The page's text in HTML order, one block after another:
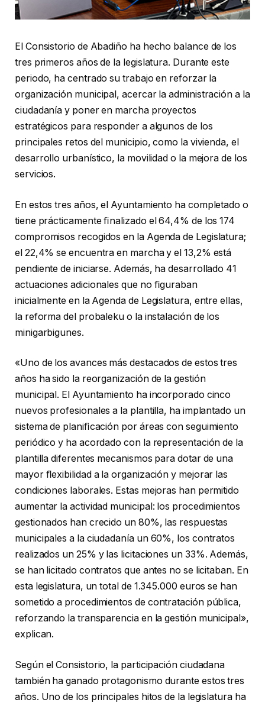
El Consistorio de Abadiño ha hecho balance de los
tres primeros años de la legislatura. Durante este
periodo, ha centrado su trabajo en reforzar la
organización municipal, acercar la administración a la
ciudadanía y poner en marcha proyectos
estratégicos para responder a algunos de los
principales retos del municipio, como la vivienda, el
desarrollo urbanístico, la movilidad o la mejora de los
servicios.
En estos tres años, el Ayuntamiento ha completado o
tiene prácticamente ﬁnalizado el 64,4% de los 174
compromisos recogidos en la Agenda de Legislatura;
el 22,4% se encuentra en marcha y el 13,2% está
pendiente de iniciarse. Además, ha desarrollado 41
actuaciones adicionales que no ﬁguraban
inicialmente en la Agenda de Legislatura, entre ellas,
la reforma del probaleku o la instalación de los
minigarbigunes.
«Uno de los avances más destacados de estos tres
años ha sido la reorganización de la gestión
municipal. El Ayuntamiento ha incorporado cinco
nuevos profesionales a la plantilla, ha implantado un
sistema de planiﬁcación por áreas con seguimiento
periódico y ha acordado con la representación de la
plantilla diferentes mecanismos para dotar de una
mayor ﬂexibilidad a la organización y mejorar las
condiciones laborales. Estas mejoras han permitido
aumentar la actividad municipal: los procedimientos
gestionados han crecido un 80%, las respuestas
municipales a la ciudadanía un 60%, los contratos
realizados un 25% y las licitaciones un 33%. Además,
se han licitado contratos que antes no se licitaban. En
esta legislatura, un total de 1.345.000 euros se han
sometido a procedimientos de contratación pública,
reforzando la transparencia en la gestión municipal»,
explican.
Según el Consistorio, la participación ciudadana
también ha ganado protagonismo durante estos tres
años. Uno de los principales hitos de la legislatura ha